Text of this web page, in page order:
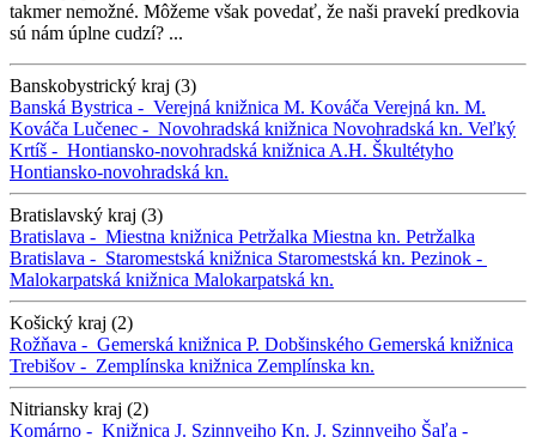
takmer nemožné. Môžeme však povedať, že naši pravekí predkovia
sú nám úplne cudzí? ...
Banskobystrický kraj (3)
Banská Bystrica - Verejná knižnica M. Kováča Verejná kn. M.
Kováča Lučenec - Novohradská knižnica Novohradská kn. Veľký
Krtíš - Hontiansko-novohradská knižnica A.H. Škultétyho
Hontiansko-novohradská kn.
Bratislavský kraj (3)
Bratislava - Miestna knižnica Petržalka Miestna kn. Petržalka
Bratislava - Staromestská knižnica Staromestská kn. Pezinok -
Malokarpatská knižnica Malokarpatská kn.
Košický kraj (2)
Rožňava - Gemerská knižnica P. Dobšinského Gemerská knižnica
Trebišov - Zemplínska knižnica Zemplínska kn.
Nitriansky kraj (2)
Komárno - Knižnica J. Szinnyeiho Kn. J. Szinnyeiho Šaľa -